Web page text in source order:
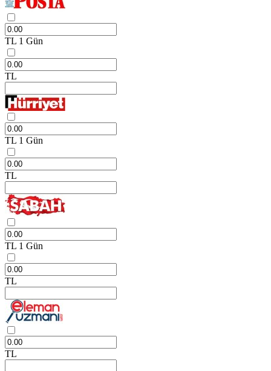
TL 1 Gün
TL
TL 1 Gün
TL
TL 1 Gün
TL
TL